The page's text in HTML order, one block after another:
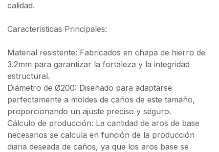
calidad.
Características Principales:
Material resistente: Fabricados en chapa de hierro de
3.2mm para garantizar la fortaleza y la integridad
estructural.
Diámetro de Ø200: Diseñado para adaptarse
perfectamente a moldes de caños de este tamaño,
proporcionando un ajuste preciso y seguro.
Cálculo de producción: La cantidad de aros de base
necesarios se calcula en función de la producción
diaria deseada de caños, ya que los aros base se